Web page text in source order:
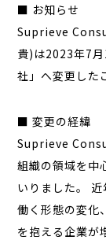
■ お知らせ
Suprieve
貴)は2023年7
社」へ変更した
■ 変更の経緯
Suprieve
組織の領域を中
いりました。
働く形態の変化
を抱える企業が